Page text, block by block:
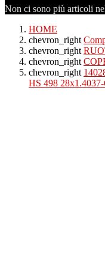
Non ci sono più articoli
HOME
chevron_right
chevron_right
chevron_right
chevron_right
HS 498